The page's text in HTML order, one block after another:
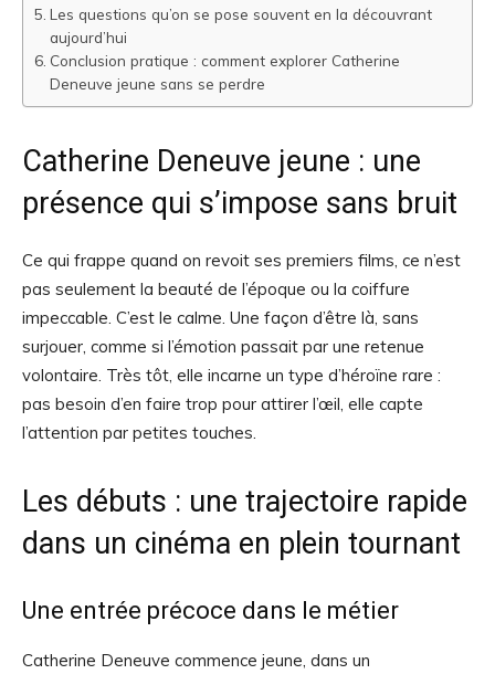
Les questions qu’on se pose souvent en la découvrant
aujourd’hui
Conclusion pratique : comment explorer Catherine
Deneuve jeune sans se perdre
Catherine Deneuve jeune : une
présence qui s’impose sans bruit
Ce qui frappe quand on revoit ses premiers films, ce n’est
pas seulement la beauté de l’époque ou la coiffure
impeccable. C’est le calme. Une façon d’être là, sans
surjouer, comme si l’émotion passait par une retenue
volontaire. Très tôt, elle incarne un type d’héroïne rare :
pas besoin d’en faire trop pour attirer l’œil, elle capte
l’attention par petites touches.
Les débuts : une trajectoire rapide
dans un cinéma en plein tournant
Une entrée précoce dans le métier
Catherine Deneuve commence jeune, dans un